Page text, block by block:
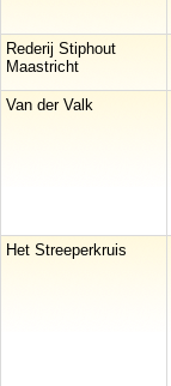
Rederij Stiphout
Maastricht
Van der Valk
Het Streeperkruis